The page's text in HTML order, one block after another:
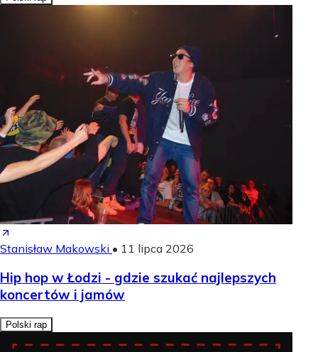
Stanisław Makowski • 11 lipca 2026
Hip hop w Łodzi - gdzie szukać najlepszych
koncertów i jamów
Polski rap